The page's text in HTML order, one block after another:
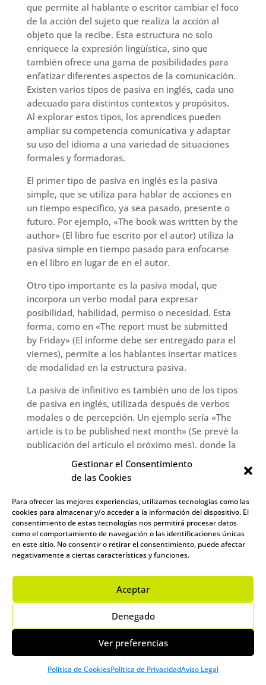
Gestionar el Consentimiento
de las Cookies
Para ofrecer las mejores experiencias, utilizamos tecnologías como las
cookies para almacenar y/o acceder a la información del dispositivo. El
consentimiento de estas tecnologías nos permitirá procesar datos
como el comportamiento de navegación o las identificaciones únicas
en este sitio. No consentir o retirar el consentimiento, puede afectar
negativamente a ciertas características y funciones.
Aceptar
Denegado
Ver preferencias
Política de CookiesPolítica de PrivacidadAviso Legal
que permite al hablante o escritor cambiar el foco
de la acción del sujeto que realiza la acción al
objeto que la recibe. Esta estructura no solo
enriquece la expresión lingüística, sino que
también ofrece una gama de posibilidades para
enfatizar diferentes aspectos de la comunicación.
Existen varios tipos de pasiva en inglés, cada uno
adecuado para distintos contextos y propósitos.
Al explorar estos tipos, los aprendices pueden
ampliar su competencia comunicativa y adaptar
su uso del idioma a una variedad de situaciones
formales y formadoras.
El primer tipo de pasiva en inglés es la pasiva
simple, que se utiliza para hablar de acciones en
un tiempo específico, ya sea pasado, presente o
futuro. Por ejemplo, «The book was written by the
author» (El libro fue escrito por el autor) utiliza la
pasiva simple en tiempo pasado para enfocarse
en el libro en lugar de en el autor.
Otro tipo importante es la pasiva modal, que
incorpora un verbo modal para expresar
posibilidad, habilidad, permiso o necesidad. Esta
forma, como en «The report must be submitted
by Friday» (El informe debe ser entregado para el
viernes), permite a los hablantes insertar matices
de modalidad en la estructura pasiva.
La pasiva de infinitivo es también uno de los tipos
de pasiva en inglés, utilizada después de verbos
modales o de percepción. Un ejemplo sería «The
article is to be published next month» (Se prevé la
publicación del artículo el próximo mes), donde la
pasiva con el infinitivo «to be» indica una acción
futura planificada.
referirse a acciones completadas en un tiempo no
especificado, como en «The windows have been
cleaned» (Las ventanas han sido limpiadas). Este
tipo de pasiva en inglés enfatiza el resultado de la
acción más que el momento en que se realizó.
Por último, la pasiva de gerundio se utiliza en
contextos donde la acción pasiva forma parte de
una estructura nominal o es el objeto de una
preposición, como en «The idea of being watched
made him uncomfortable» (La idea de ser
observado le incomodaba).
Los distintos tipos de pasiva en inglés ofrecen a